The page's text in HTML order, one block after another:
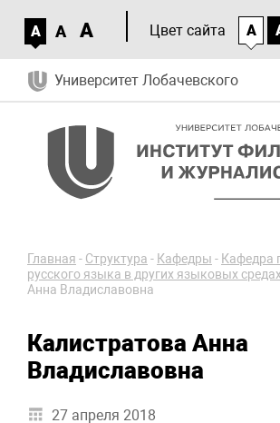
A A A Цвет сайта A
Университет Лобачевского
Главная - Структура - Кафедры - Кафедра
русского языка в других языковых средах
Анна Владиславовна
Калистратова Анна
Владиславовна
27 апреля 2018